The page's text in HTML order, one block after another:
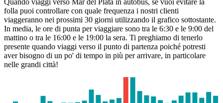
Quando viaggi verso Mar del Plata in autobus, se vuoi evitare la
folla puoi controllare con quale frequenza i nostri clienti
viaggeranno nei prossimi 30 giorni utilizzando il grafico sottostante.
In media, le ore di punta per viaggiare sono tra le 6:30 e le 9:00 del
mattino o tra le 16:00 e le 19:00 la sera. Ti preghiamo di tenerlo
presente quando viaggi verso il punto di partenza poiché potresti
aver bisogno di un po' di tempo in più per arrivare, in particolare
nelle grandi città!